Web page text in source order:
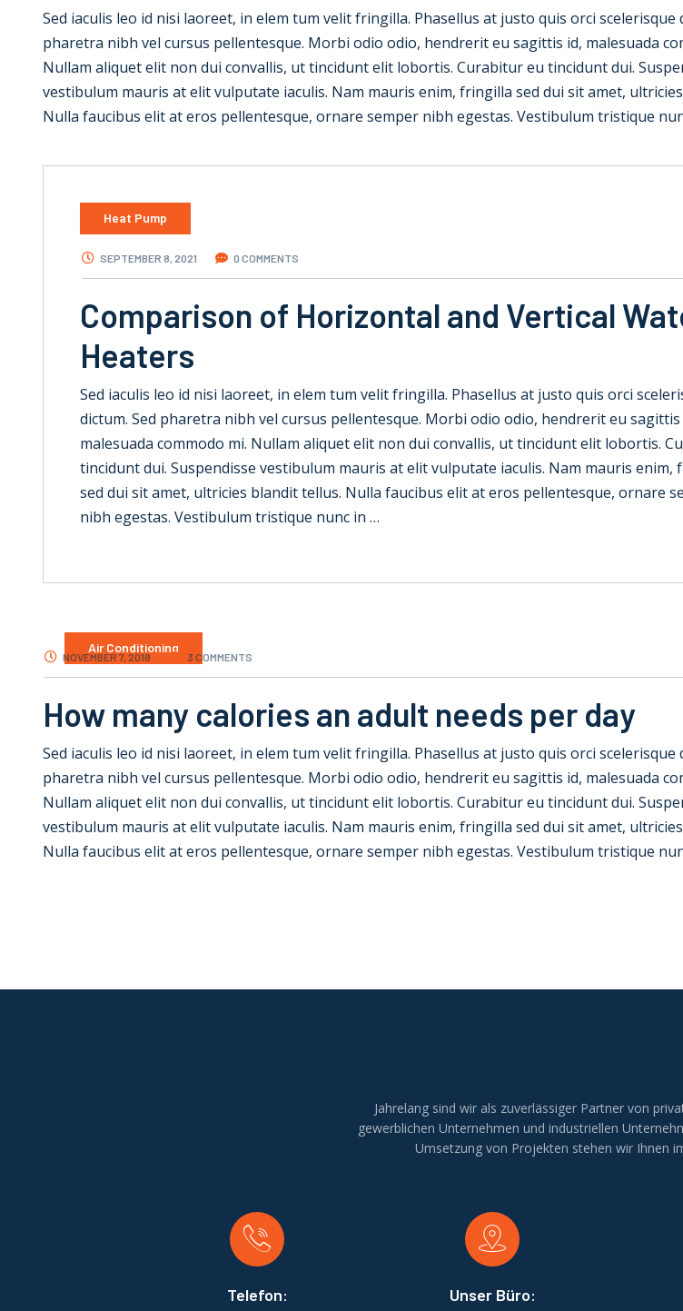
Sed iaculis leo id nisi laoreet, in elem tum velit fringilla. Phasellus at justo quis orci scelerisque
pharetra nibh vel cursus pellentesque. Morbi odio odio, hendrerit eu sagittis id, malesuada
Nullam aliquet elit non dui convallis, ut tincidunt elit lobortis. Curabitur eu tincidunt dui.
vestibulum mauris at elit vulputate iaculis. Nam mauris enim, fringilla sed dui sit amet,
Nulla faucibus elit at eros pellentesque, ornare semper nibh egestas. Vestibulum tristique
Heat Pump
SEPTEMBER 8, 2021 0 COMMENTS
Comparison of Horizontal and Vertical
Heaters
Sed iaculis leo id nisi laoreet, in elem tum velit fringilla. Phasellus at justo quis orci
dictum. Sed pharetra nibh vel cursus pellentesque. Morbi odio odio, hendrerit eu sagittis
malesuada commodo mi. Nullam aliquet elit non dui convallis, ut tincidunt elit lobortis.
tincidunt dui. Suspendisse vestibulum mauris at elit vulputate iaculis. Nam mauris enim,
sed dui sit amet, ultricies blandit tellus. Nulla faucibus elit at eros pellentesque, ornare
nibh egestas. Vestibulum tristique nunc in …
Air Conditioning
NOVEMBER 7, 2018 3 COMMENTS
How many calories an adult needs per day
Sed iaculis leo id nisi laoreet, in elem tum velit fringilla. Phasellus at justo quis orci scelerisque
pharetra nibh vel cursus pellentesque. Morbi odio odio, hendrerit eu sagittis id, malesuada
Nullam aliquet elit non dui convallis, ut tincidunt elit lobortis. Curabitur eu tincidunt dui.
vestibulum mauris at elit vulputate iaculis. Nam mauris enim, fringilla sed dui sit amet,
Nulla faucibus elit at eros pellentesque, ornare semper nibh egestas. Vestibulum tristique
Jahrelang sind wir als zuverlässiger Partner von
gewerblichen Unternehmen und industriellen
Umsetzung von Projekten stehen wir Ihnen
Telefon: Unser Büro: